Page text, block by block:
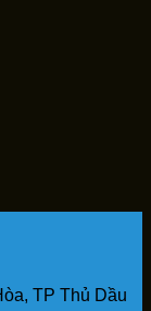
TP Thủ Dầu